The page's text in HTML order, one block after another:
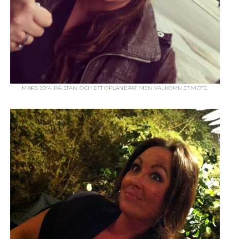
MARS 2014. PÅ STAN. OCH ETT OPLANERAT MEN VÄLKOMMET MÖTE.